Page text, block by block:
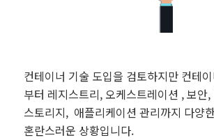
컨테이너 기술 도입을 검토하지만 컨테
부터 레지스트리, 오케스트레이션 , 보안
스토리지, 애플리케이션 관리까지 다양
혼란스러운 상황입니다.